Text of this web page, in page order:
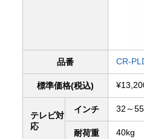
品番 CR-
標準価格(税込)
テレビ対
応
インチ 32～
耐荷重 40kg